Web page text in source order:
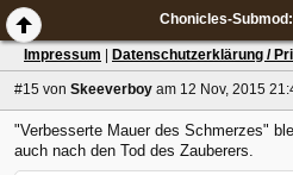
Impressum Datenschutzerklärung /
#15 von Skeeverboy am 12 Nov, 2015
"Verbesserte Mauer des Schmerzes"
auch nach den Tod des Zauberers.